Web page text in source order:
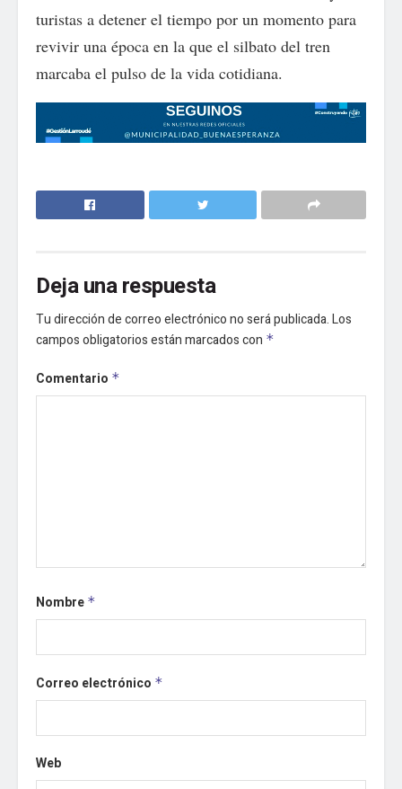
turistas a detener el tiempo por un momento para
revivir una época en la que el silbato del tren
marcaba el pulso de la vida cotidiana.
Deja una respuesta
Tu dirección de correo electrónico no será publicada.Los
campos obligatorios están marcados con *
Comentario *
Nombre *
Correo electrónico *
Web